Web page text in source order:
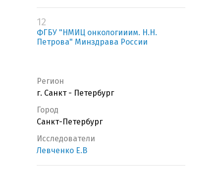
12
ФГБУ "НМИЦ онкологииим. Н.Н.
Петрова" Минздрава России
Регион
г. Санкт - Петербург
Город
Санкт-Петербург
Исследователи
Левченко Е.В